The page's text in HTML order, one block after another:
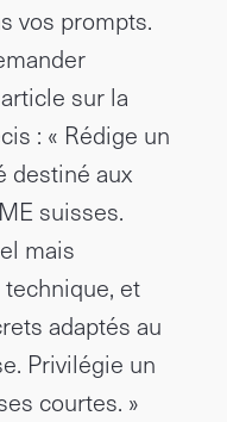
vos prompts.
sur la
: « Rédige un
destiné aux
suisses.
mais
et
adaptés au
Privilégie un
courtes. »